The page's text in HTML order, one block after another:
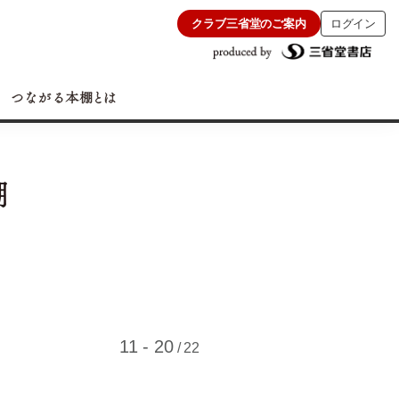
クラブ三省堂のご案内 ログイン
11 - 20/ 22